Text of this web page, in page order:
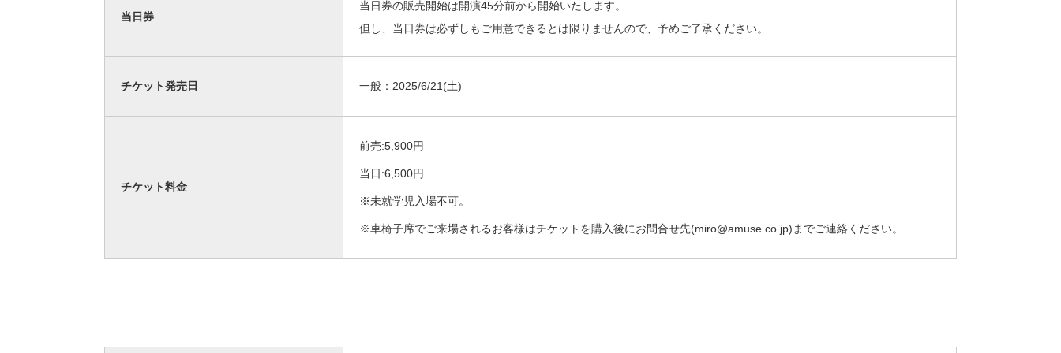
当日券
当日券の販売開始は開演45分前から開始いたします。
但し、当日券は必ずしもご用意できるとは限りませんので、予めご了承ください。
チケット発売日 一般： 2025/6/21 (土)
チケット料金
前売:5,900円
当日:6,500円
※未就学児入場不可。
※車椅子席でご来場されるお客様はチケットを購入後にお問合せ先(miro@amuse.co.jp)までご連絡ください。